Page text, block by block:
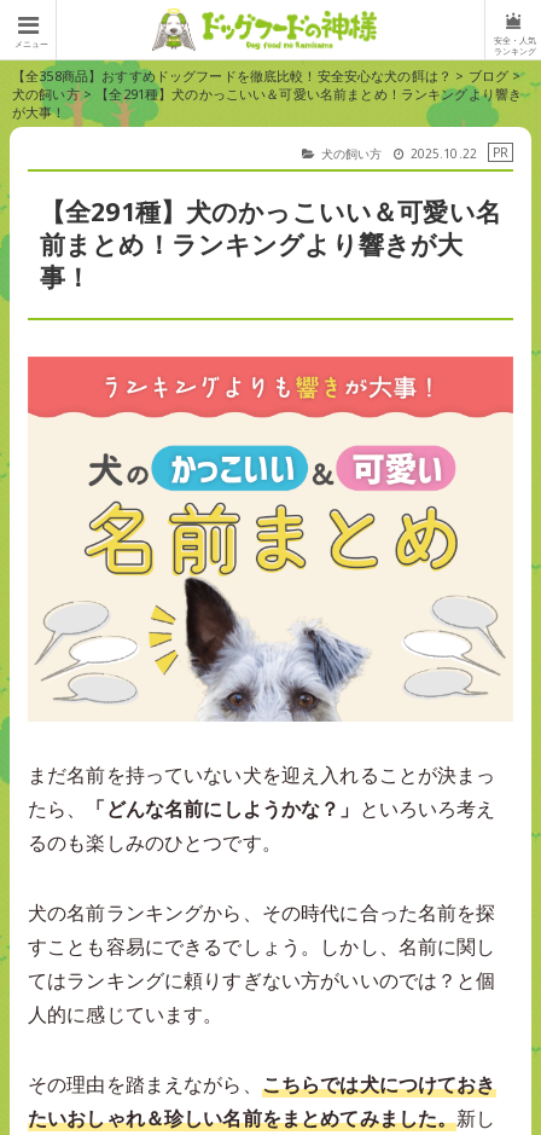
メニュー
安全・人気
ランキング
【全358商品】おすすめドッグフードを徹底比較！安全安心な犬の餌は？ > ブログ >
犬の飼い方>
【全291種】犬のかっこいい＆可愛い名前まとめ！ランキングより響き
が大事！
犬の飼い方 2025.10.22
【全291種】犬のかっこいい＆可愛い名
前まとめ！ランキングより響きが大
事！
まだ名前を持っていない犬を迎え入れることが決まっ
たら、
「どんな名前にしようかな？」 といろいろ考え
るのも楽しみのひとつです。
犬の名前ランキングから、その時代に合った名前を探
すことも容易にできるでしょう。しかし、名前に関し
てはランキングに頼りすぎない方がいいのでは？と個
人的に感じています。
その理由を踏まえながら、 こちらでは犬につけておき
たいおしゃれ＆珍しい名前をまとめてみました。新し